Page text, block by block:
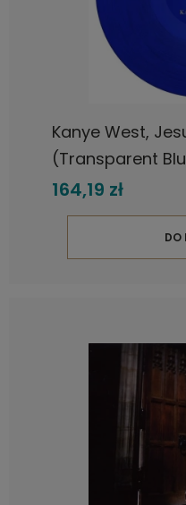
Kanye West,
(Transparent
164,19 zł
DO